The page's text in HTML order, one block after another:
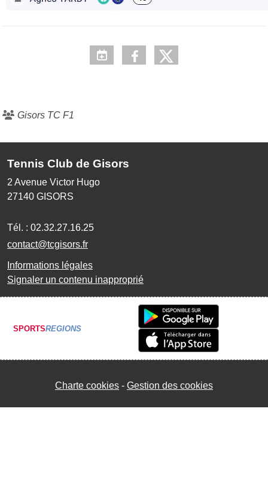
Gisors TC F1
Tennis Club de Gisors
2 Avenue Victor Hugo
27140 GISORS
Tél. : 02.32.27.16.25
contact@tcgisors.fr
Informations légales
Signaler un contenu inapproprié
SPORTSREGIONS
Charte cookies Gestion des cookies